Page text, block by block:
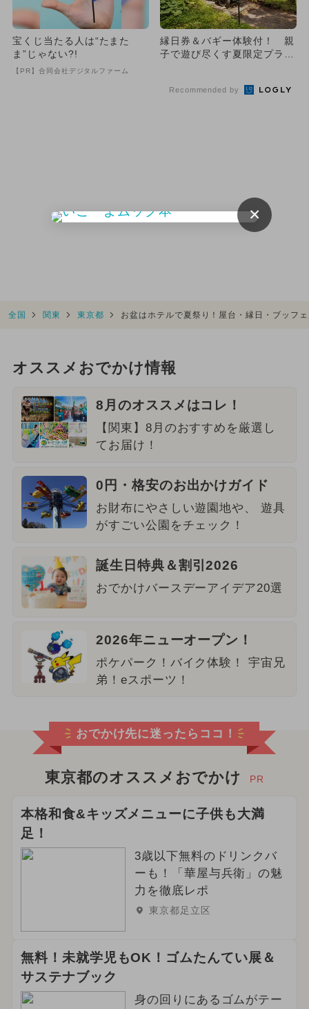
宝くじ当たる人は“たまた
ま”じゃない?!
【PR】合同会社デジタルファーム
縁日券＆バギー体験付！ 親
子で遊び尽くす夏限定プラン
Recommended by
全国 関東 東京都 お盆はホテルで夏祭り！屋台・縁日・ブッフ
オススメおでかけ情報
8月のオススメはコレ！
【関東】8月のおすすめを厳選し
てお届け！
0円・格安のお出かけガイド
お財布にやさしい遊園地や、 遊具
がすごい公園をチェック！
誕生日特典＆割引2026
おでかけバースデーアイデア20選
2026年ニューオープン！
ポケパーク！バイク体験！ 宇宙兄
弟！eスポーツ！
おでかけ先に迷ったらココ！
東京都のオススメおでかけ PR
本格和食&キッズメニューに子供も大満
足！
3歳以下無料のドリンクバ
ーも！「華屋与兵衛」の魅
力を徹底レポ
東京都足立区
無料！未就学児もOK！ゴムたんてい展＆
サステナブック
身の回りにあるゴムがテー
×